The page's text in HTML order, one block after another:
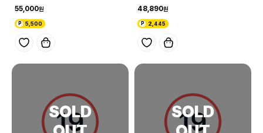
55,000
5,500
48,890
2,445